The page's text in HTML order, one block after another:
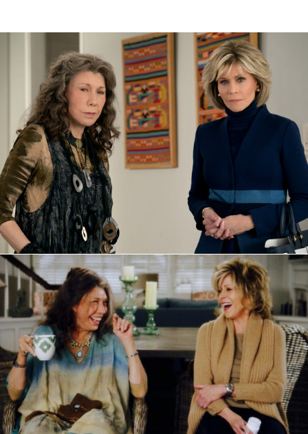
4.
Грешники